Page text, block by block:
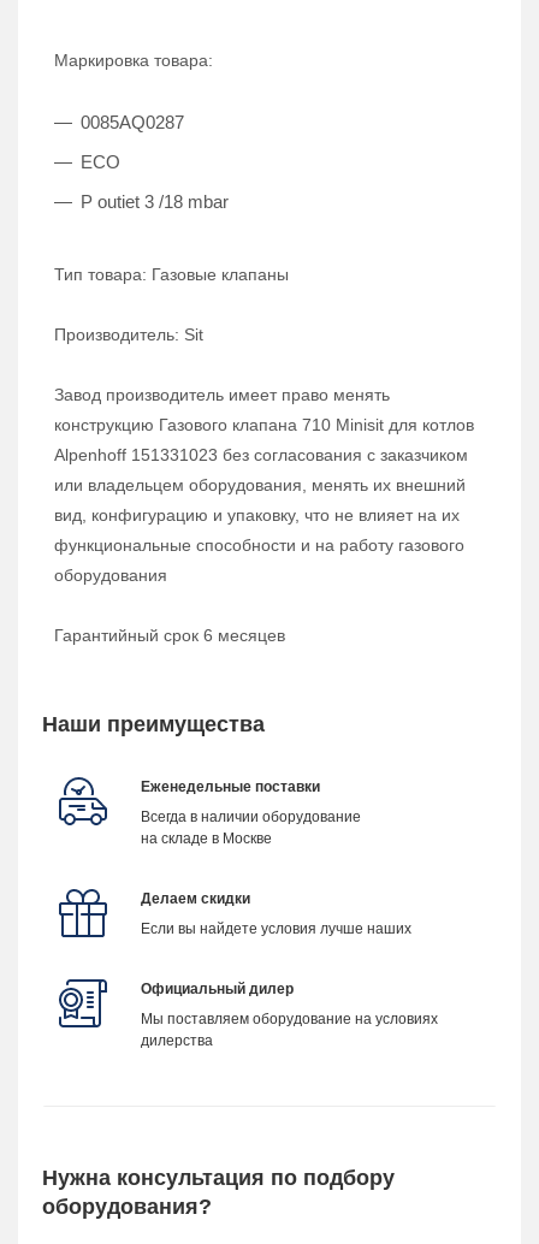
Маркировка товара:
0085AQ0287
ECO
P outiet 3 /18 mbar
Тип товара: Газовые клапаны
Производитель: Sit
Завод производитель имеет право менять
конструкцию Газового клапана 710 Minisit для котлов
Alpenhoff 151331023 без согласования с заказчиком
или владельцем оборудования, менять их внешний
вид, конфигурацию и упаковку, что не влияет на их
функциональные способности и на работу газового
оборудования
Гарантийный срок 6 месяцев
Наши преимущества
Еженедельные поставки
Всегда в наличии оборудование
на складе в Москве
Делаем скидки
Если вы найдете условия лучше наших
Официальный дилер
Мы поставляем оборудование на условиях
дилерства
Нужна консультация по подбору
оборудования?